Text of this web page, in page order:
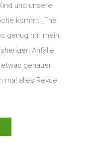
und unsere
kommt „The
genug mir mein
Anfälle
genauer
mal alles Revue